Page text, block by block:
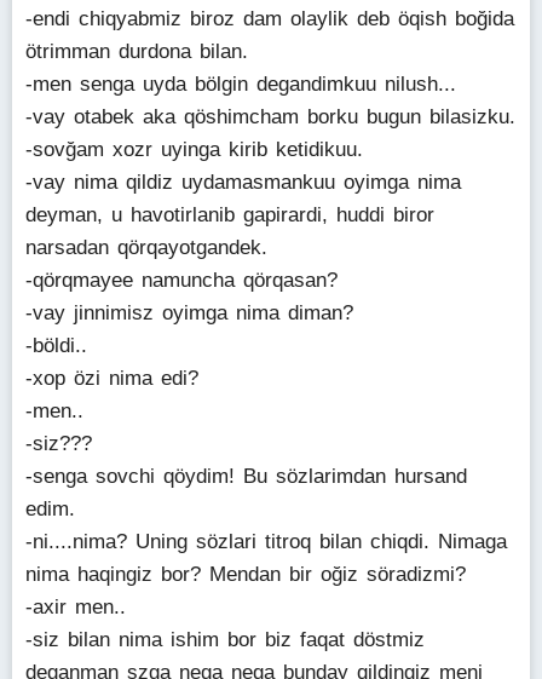
-endi chiqyabmiz biroz dam olaylik deb öqish boğida
ötrimman durdona bilan.
-men senga uyda bölgin degandimkuu nilush...
-vay otabek aka qöshimcham borku bugun bilasizku.
-sovğam xozr uyinga kirib ketidikuu.
-vay nima qildiz uydamasmankuu oyimga nima
deyman, u havotirlanib gapirardi, huddi biror
narsadan qörqayotgandek.
-qörqmayee namuncha qörqasan?
-vay jinnimisz oyimga nima diman?
-böldi..
-xop özi nima edi?
-men..
-siz???
-senga sovchi qöydim! Bu sözlarimdan hursand
edim.
-ni....nima? Uning sözlari titroq bilan chiqdi. Nimaga
nima haqingiz bor? Mendan bir oğiz söradizmi?
-axir men..
-siz bilan nima ishim bor biz faqat döstmiz
deganman szga nega nega bunday qildingiz meni